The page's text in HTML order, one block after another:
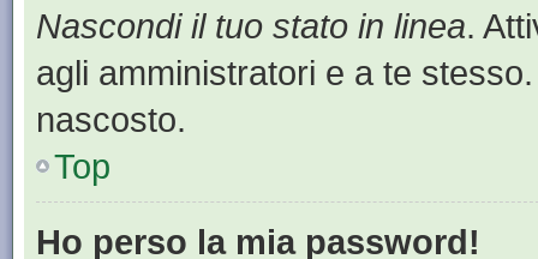
Nascondi il tuo stato in linea.
agli amministratori e a te
nascosto.
Top
Ho perso la mia password!